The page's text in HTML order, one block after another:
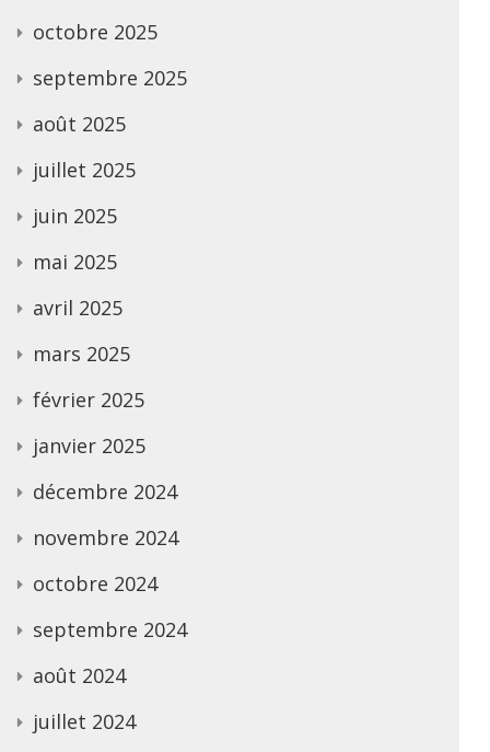
octobre 2025
septembre 2025
août 2025
juillet 2025
juin 2025
mai 2025
avril 2025
mars 2025
février 2025
janvier 2025
décembre 2024
novembre 2024
octobre 2024
septembre 2024
août 2024
juillet 2024